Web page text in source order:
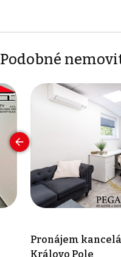
Podobné
Pronájem
Královo Pole